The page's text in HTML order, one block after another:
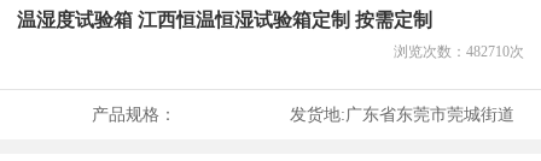
温湿度试验箱 江西恒温恒湿试验箱定制 按需定制
浏览次数： 482710次
产品规格： 发货地:广东省东莞市莞城街道